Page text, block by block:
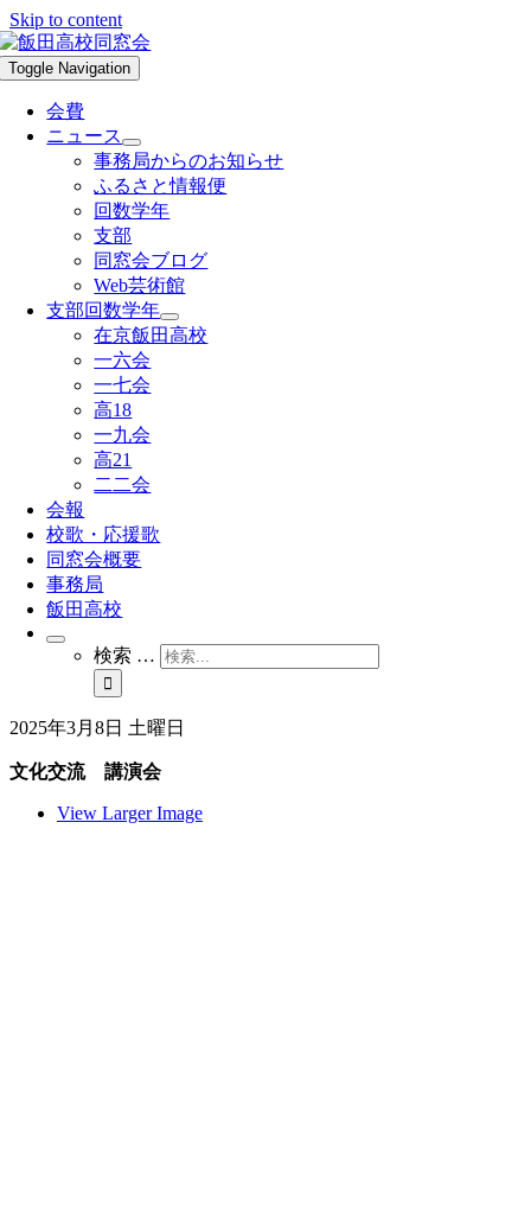
Skip to content
Toggle Navigation
会費
ニュース
事務局からのお知らせ
ふるさと情報便
回数学年
支部
同窓会ブログ
Web芸術館
支部回数学年
在京飯田高校
一六会
一七会
高18
一九会
高21
二二会
会報
校歌・応援歌
同窓会概要
事務局
飯田高校
検索 …
2025年3月8日 土曜日
文化交流 講演会
View Larger Image